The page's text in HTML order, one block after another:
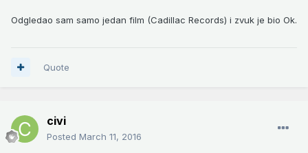
Odgledao sam samo jedan film (Cadillac Records) i zvuk je bio Ok.
Quote
civi
Posted March 11, 2016